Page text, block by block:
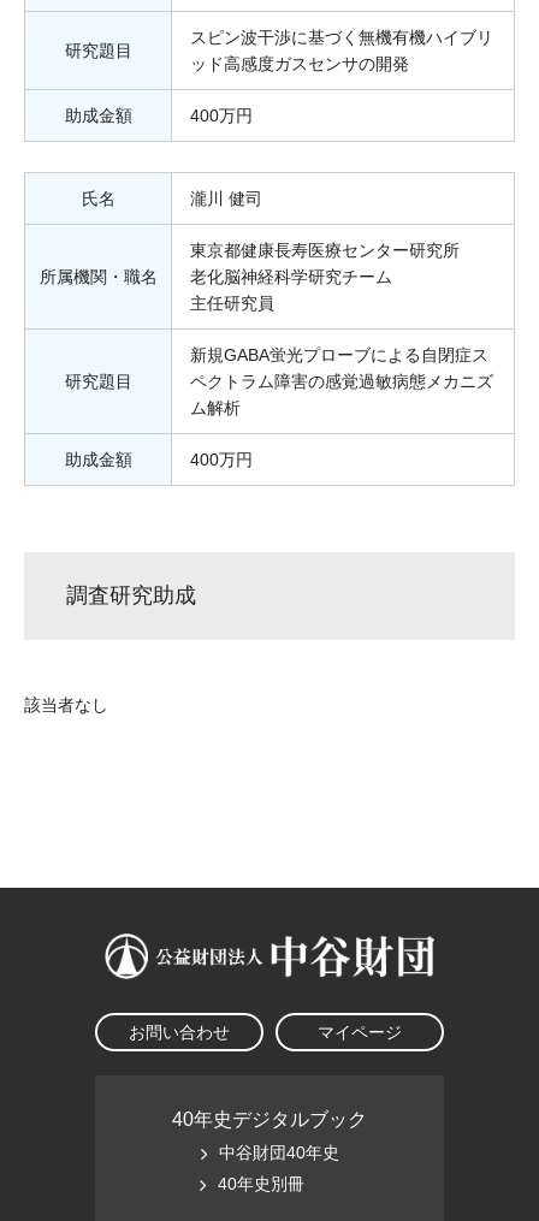
研究題目
スピン波干渉に基づく無機有機ハイブリ
ッド高感度ガスセンサの開発
助成金額 400万円
氏名 瀧川 健司
所属機関・職名
東京都健康長寿医療センター研究所
老化脳神経科学研究チーム
主任研究員
研究題目
新規GABA蛍光プローブによる自閉症ス
ペクトラム障害の感覚過敏病態メカニズ
ム解析
助成金額 400万円
調査研究助成
該当者なし
お問い合わせ マイページ
40年史デジタルブック
中谷財団40年史
40年史別冊